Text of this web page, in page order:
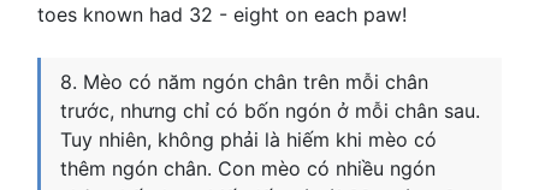
toes known had 32 - eight on each paw!
8. Mèo có năm ngón chân trên mỗi chân
trước, nhưng chỉ có bốn ngón ở mỗi chân sau.
Tuy nhiên, không phải là hiếm khi mèo có
thêm ngón chân. Con mèo có nhiều ngón